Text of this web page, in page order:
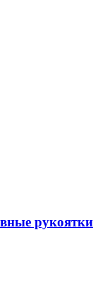
рукоятки